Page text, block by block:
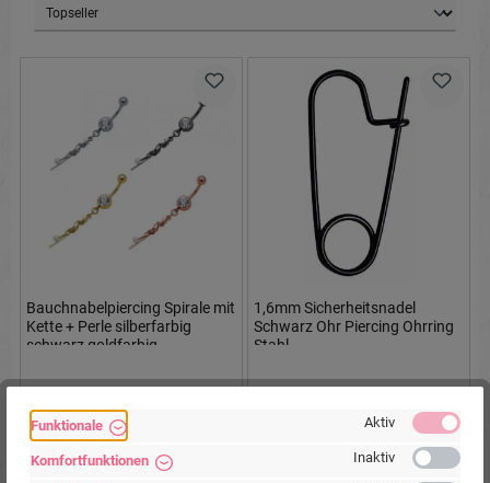
Bauchnabelpiercing Spirale mit
Kette + Perle silberfarbig
schwarz goldfarbig
Ab10,90 €*
1,6mm Sicherheitsnadel
Schwarz Ohr Piercing Ohrring
Stahl
Funktionale Aktiv
Komfortfunktionen Inaktiv